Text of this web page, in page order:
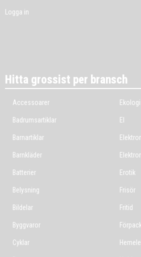
Logga in
Hitta grossist per bransch
Accessoarer
Badrumsartiklar
Barnartiklar
Barnkläder
Batterier
Belysning
Bildelar
Byggvaror
Cyklar
El
Erotik
Frisör
Fritid